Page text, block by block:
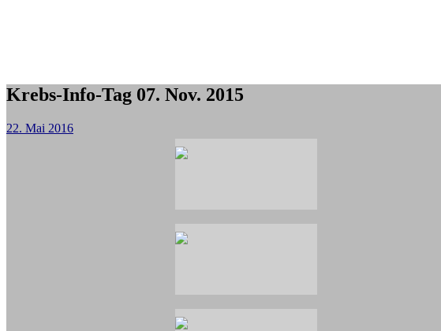
Krebs-Info-Tag 07. Nov. 2015
22. Mai 2016